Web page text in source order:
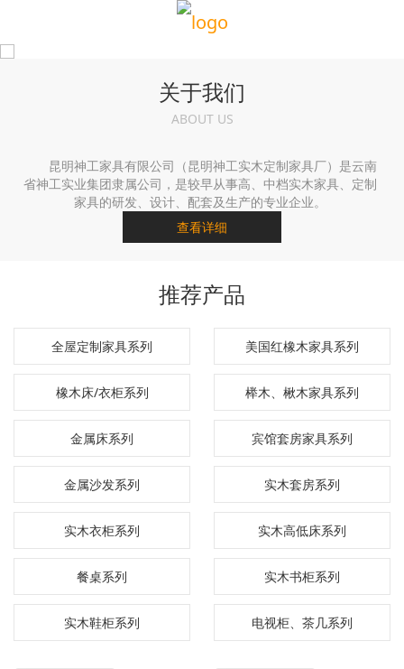
关于我们
ABOUT US
昆明神工家具有限公司（昆明神工实木定制家具厂）是云南
省神工实业集团隶属公司，是较早从事高、中档实木家具、定制
家具的研发、设计、配套及生产的专业企业。
查看详细
推荐产品
全屋定制家具系列 美国红橡木家具系列
橡木床/衣柜系列 榉木、楸木家具系列
金属床系列 宾馆套房家具系列
金属沙发系列 实木套房系列
实木衣柜系列 实木高低床系列
餐桌系列 实木书柜系列
实木鞋柜系列 电视柜、茶几系列